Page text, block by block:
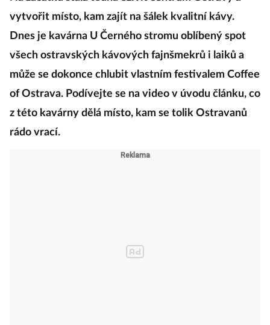
vytvořit místo, kam zajít na šálek kvalitní kávy.
Dnes je kavárna U Černého stromu oblíbený spot
všech ostravských kávových fajnšmekrů i laiků a
může se dokonce chlubit vlastním festivalem Coffee
of Ostrava. Podívejte se na video v úvodu článku, co
z této kavárny dělá místo, kam se tolik Ostravanů
rádo vrací.